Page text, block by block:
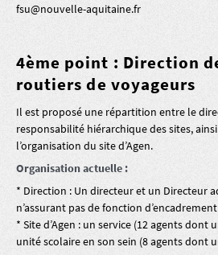
fsu@nouvelle-aquitaine.fr
4ème point : Direction
routiers de voyageurs
Il est proposé une répartition entre le
responsabilité hiérarchique des sites,
l’organisation du site d’Agen.
Organisation actuelle :
* Direction : Un directeur et un Directeur
n’assurant pas de fonction d’encadrement
* Site d’Agen : un service (12 agents dont
unité scolaire en son sein (8 agents dont